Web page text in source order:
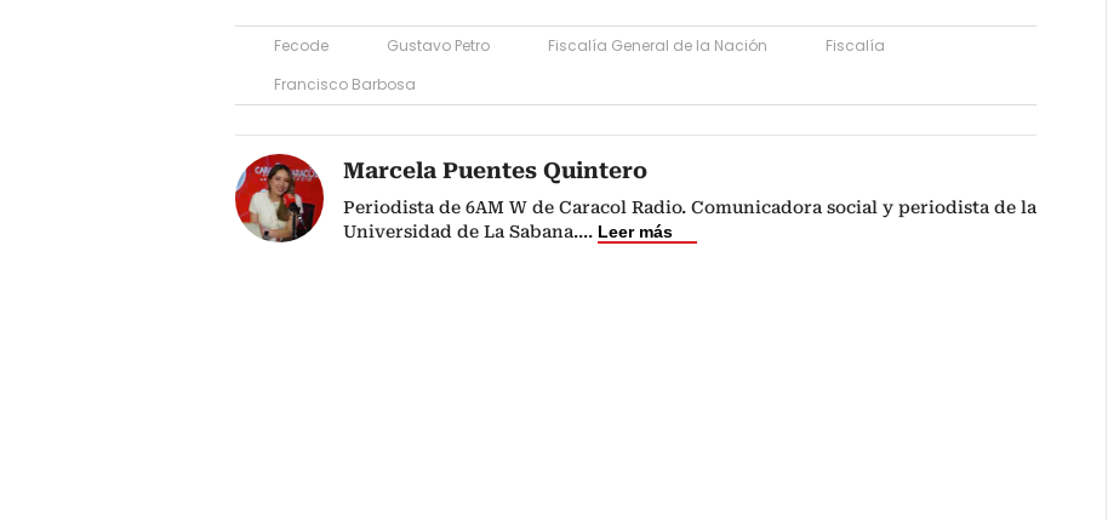
Fecode Gustavo Petro Fiscalía General de la Nación
Fiscalía
Francisco Barbosa
Marcela Puentes Quintero
Periodista de 6AM W de Caracol Radio. Comunicadora social y periodista de la
Universidad de La Sabana.... Leer más